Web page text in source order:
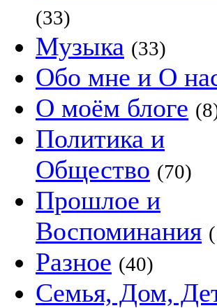
(33)
Музыка (33)
Обо мне и О
О моём блоге
Политика и
Общество (70)
Прошлое и
Воспоминания
Разное (40)
Семья, Дом,